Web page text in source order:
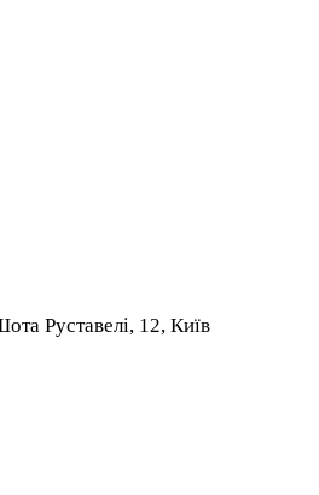
Руставелі, 12, Київ